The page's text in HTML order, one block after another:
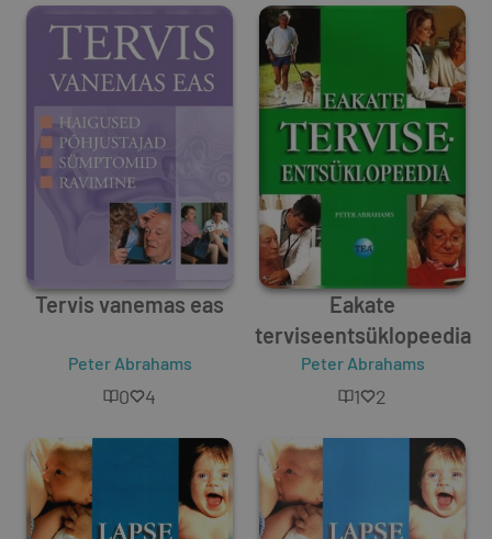
Tervis vanemas eas
Peter Abrahams
0 4
Eakate
terviseentsüklopeedia
Peter Abrahams
1 2